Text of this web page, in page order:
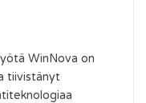
WinNova on
tiivistänyt